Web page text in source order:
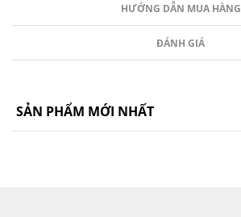
HƯỚNG DẪN MUA HÀNG
ĐÁNH GIÁ
SẢN PHẨM MỚI NHẤT